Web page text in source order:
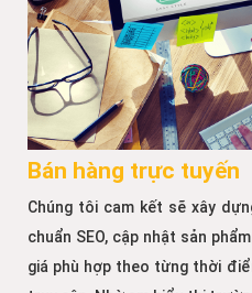
Bán hàng trực tuyến
Chúng tôi cam kết sẽ xây
chuẩn SEO, cập nhật sản
giá phù hợp theo từng thời